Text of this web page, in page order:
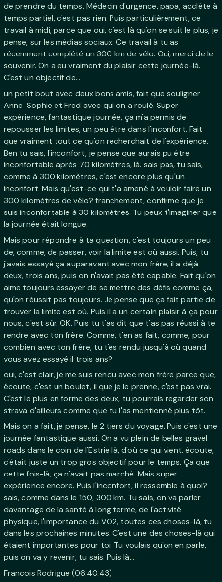
de prendre du temps. Médecin d'urgence, papa, acclète à
temps partiel, c'est pas rien. Puis particulièrement, ce
travail à midi, parce que oui, c'est là qu'on se suit le plus, je
pense, sur les médias sociaux. Ce travail à tu as
récemment complété un 300 km de vélo. Oui, merci de le
souvenir. On a eu vraiment du plaisir cette journée-là.
C'est un objectif de...
un petit bout avec deux bons amis, fait que souligner
Anne-Sophie et Fred avec qui on a roulé. Super
expérience, fantastique journée, ça m'a permis de
repousser les limites, un peu être dans l'inconfort. Fait
que vraiment tout ce qu'on recherchait de l'expérience.
Ben tu sais, l'inconfort, je pense que aurais pu être
inconfortable après 70 kilomètres, là. sais pas, tu sais,
comme à 300 kilomètres, c'est encore plus qu'un
inconfort. Mais qu'est-ce qui t'a amené à vouloir faire un
300 kilomètres de vélo? franchement, confirme que je
suis inconfortable à 30 kilomètres. Tu peux t'imaginer que
la journée était longue.
Mais pour répondre à ta question, c'est toujours un peu
de, comme, de passer, voir la limite est où aussi. Puis, tu
j'avais essayé ça auparavant avec mon frère, il a déjà
deux, trois ans, puis on n'avait pas été capable. Fait qu'on
aime toujours essayer de se mettre des défis comme ça,
qu'on réussit pas toujours. Je pense que ça fait partie de
trouver la limite est où. Puis il a un certain plaisir à ça pour
nous, c'est sûr. OK. Puis tu t'as dit que t'as pas réussi à te
rendre avec ton frère. Comme, t'en as fait, comme, pour
combien avec ton frère, tu t'es rendu jusqu'à où quand
vous avez essayé il trois ans?
oui, c'est clair, je me suis rendu avec mon frère parce que,
écoute, c'est un boulet, il que je le prenne, c'est pas vrai.
C'est le plus en forme des deux, tu pourrais regarder son
strava d'ailleurs comme que tu l'as mentionné plus tôt.
Mais on a fait, je pense, le 2 tiers du voyage. Puis c'est une
journée fantastique aussi. On a vu plein de belles gravel
roads dans le coin de l'Estrie là, d'où ce qui vient. écoute,
c'était juste un trop gros objectif pour le temps. Ça que
cette fois-là, ça n'avait pas marché. Mais super
expérience encore. Puis l'inconfort, il ressemble à quoi?
sais, comme dans le 150, 300 km. Tu sais, on va parler
davantage de la santé à long terme, de l'activité
physique, l'importance du VO2, toutes ces choses-là, tu
dans les prochaines minutes. C'est une des choses-là qui
étaient importantes pour toi. Tu voulais qu'on en parle,
puis on va y revenir, tu sais. Puis là...
Francois Rodrigue (06:40.43)